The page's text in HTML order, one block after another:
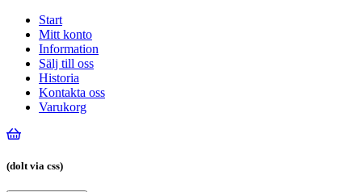
Start
Mitt konto
Information
Sälj till oss
Historia
Kontakta oss
Varukorg
(dolt via css)